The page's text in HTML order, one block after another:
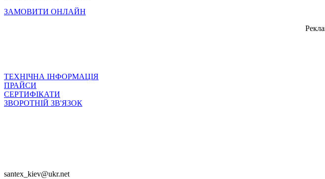
ЗАМОВИТИ ОНЛАЙН
ТЕХНІЧНА ІНФОРМАЦІЯ
ПРАЙСИ
СЕРТИФІКАТИ
ЗВОРОТНІЙ ЗВ'ЯЗОК
santex_kiev@ukr.net